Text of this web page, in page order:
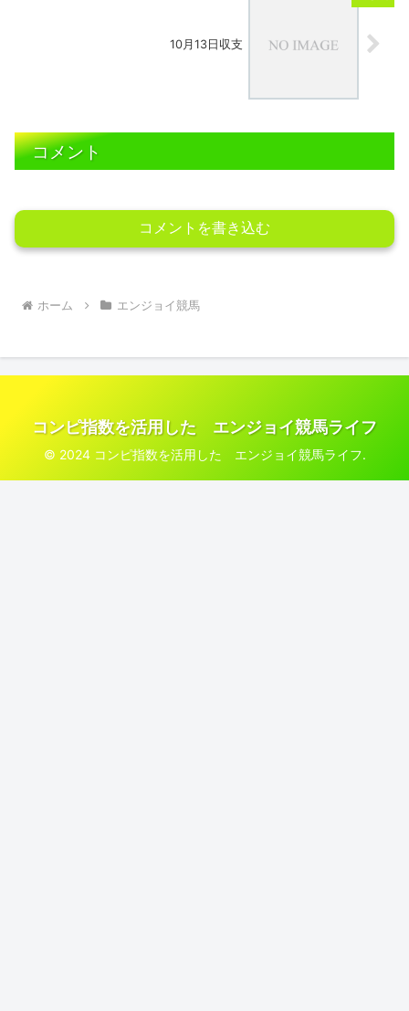
10月13日収支
コメント
コメントを書き込む
ホーム エンジョイ競馬
コンピ指数を活用した エンジョイ競馬ライフ
© 2024 コンピ指数を活用した エンジョイ競馬ライフ.